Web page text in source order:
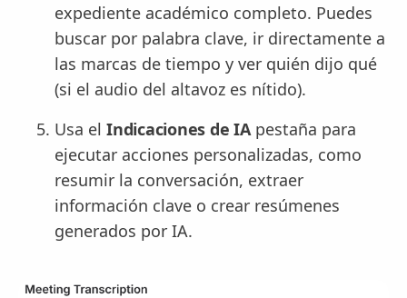
expediente académico completo. Puedes
buscar por palabra clave, ir directamente a
las marcas de tiempo y ver quién dijo qué
(si el audio del altavoz es nítido).
Usa el Indicaciones de IApestaña para
ejecutar acciones personalizadas, como
resumir la conversación, extraer
información clave o crear resúmenes
generados por IA.